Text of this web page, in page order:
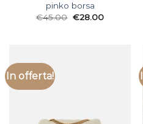
pinko borsa
€45.00 €28.00
In offerta!